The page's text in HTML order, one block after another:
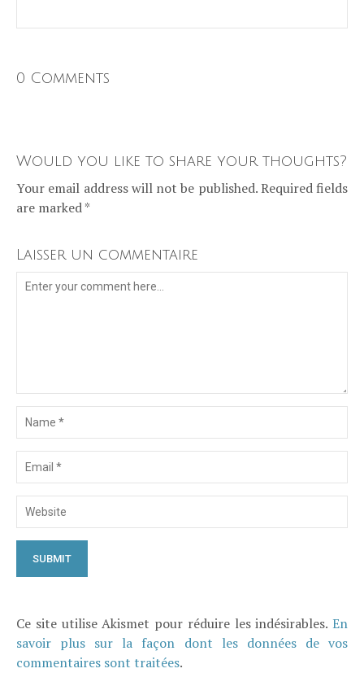
0 Comments
Would you like to share your thoughts?
Your email address will not be published. Required fields
are marked *
Laisser un commentaire
Ce site utilise Akismet pour réduire les indésirables. En
savoir plus sur la façon dont les données de vos
commentaires sont traitées.